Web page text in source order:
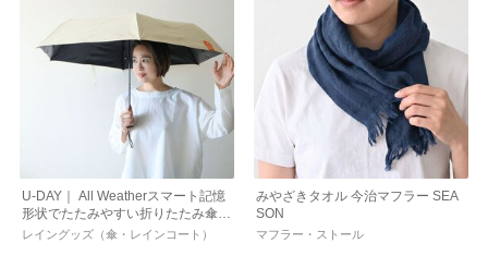
U-DAY｜ All Weatherスマート記憶
形状でたたみやすい折りたたみ傘
日傘/晴雨兼用/紫外線対策
レイングッズ（傘・レインコート）
みやざきタオル 今治マフラー SEA
SON
マフラー・ストール